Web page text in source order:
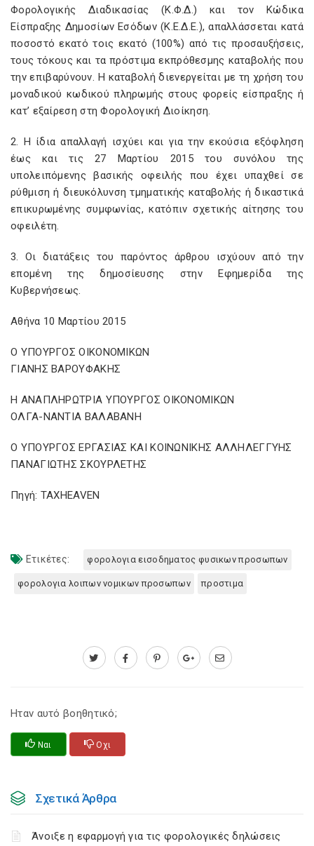
Φορολογικής Διαδικασίας (Κ.Φ.Δ.) και τον Κώδικα
Είσπραξης Δημοσίων Εσόδων (Κ.Ε.Δ.Ε.), απαλλάσσεται κατά
ποσοστό εκατό τοις εκατό (100%) από τις προσαυξήσεις,
τους τόκους και τα πρόστιμα εκπρόθεσμης καταβολής που
την επιβαρύνουν. Η καταβολή διενεργείται με τη χρήση του
μοναδικού κωδικού πληρωμής στους φορείς είσπραξης ή
κατ’ εξαίρεση στη Φορολογική Διοίκηση.
2. Η ίδια απαλλαγή ισχύει και για την εκούσια εξόφληση
έως και τις 27 Μαρτίου 2015 του συνόλου της
υπολειπόμενης βασικής οφειλής που έχει υπαχθεί σε
ρύθμιση ή διευκόλυνση τμηματικής καταβολής ή δικαστικά
επικυρωμένης συμφωνίας, κατόπιν σχετικής αίτησης του
οφειλέτη.
3. Οι διατάξεις του παρόντος άρθρου ισχύουν από την
επομένη της δημοσίευσης στην Εφημερίδα της
Κυβερνήσεως.
Αθήνα 10 Μαρτίου 2015
Ο ΥΠΟΥΡΓΟΣ ΟΙΚΟΝΟΜΙΚΩΝ
ΓΙΑΝΗΣ ΒΑΡΟΥΦΑΚΗΣ
Η ΑΝΑΠΛΗΡΩΤΡΙΑ ΥΠΟΥΡΓΟΣ ΟΙΚΟΝΟΜΙΚΩΝ
ΟΛΓΑ-ΝΑΝΤΙΑ ΒΑΛΑΒΑΝΗ
Ο ΥΠΟΥΡΓΟΣ ΕΡΓΑΣΙΑΣ ΚΑΙ ΚΟΙΝΩΝΙΚΗΣ ΑΛΛΗΛΕΓΓΥΗΣ
ΠΑΝΑΓΙΩΤΗΣ ΣΚΟΥΡΛΕΤΗΣ
Πηγή: TAXHEAVEN
Ετικέτες: φορολογια εισοδηματος φυσικων προσωπων
φορολογια λοιπων νομικων προσωπων προστιμα
Ηταν αυτό βοηθητικό;
Ναι Οχι
Σχετικά Άρθρα
Άνοιξε η εφαρμογή για τις φορολογικές δηλώσεις